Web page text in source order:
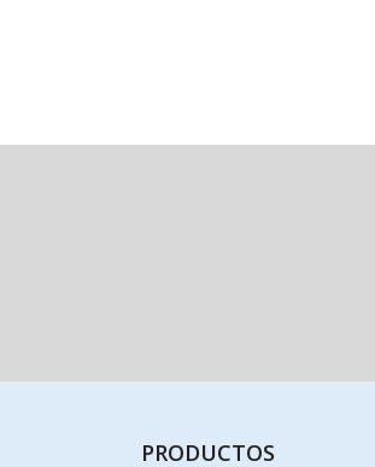
PRODUCTOS